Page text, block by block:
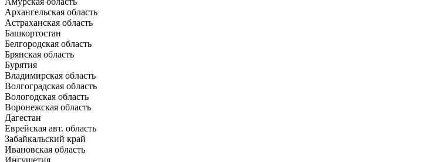
Архангельская область
Астраханская область
Башкортостан
Белгородская область
Брянская область
Бурятия
Владимирская область
Волгоградская область
Вологодская область
Воронежская область
Дагестан
Еврейская авт. область
Забайкальский край
Ивановская область
Ингушетия